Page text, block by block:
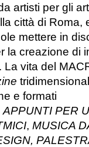
artisti per gli
città di Roma,
mettere in
la creazione di
vita del
e formati
PER
, MUSICA